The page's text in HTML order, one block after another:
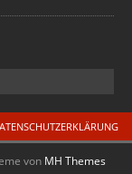
von MH Themes